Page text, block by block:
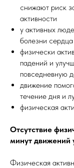
снижают риск
активности
у активных
болезни
физически
падений и
повседневную
движение
течение дня и
физическая
Отсутствие
минут движений
Физическая